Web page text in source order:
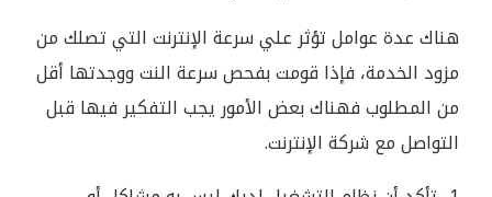
هناك عدة عوامل تؤثر علي سرعة الإنترنت التي تصلك من
مزود الخدمة، فإذا قومت بفحص سرعة النت ووجدتها أقل
من المطلوب فهناك بعض الأمور يجب التفكير فيها قبل
التواصل مع شركة الإنترنت.